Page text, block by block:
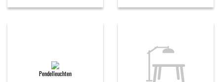
Pendelleuchten